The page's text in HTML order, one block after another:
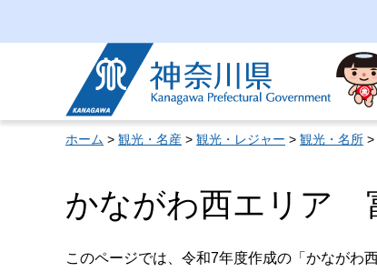
神奈川県
ホーム > 観光・名産 > 観光・レジャー > 観光・名所 >
かながわ西エリア
このページでは、令和7年度作成の「かなが